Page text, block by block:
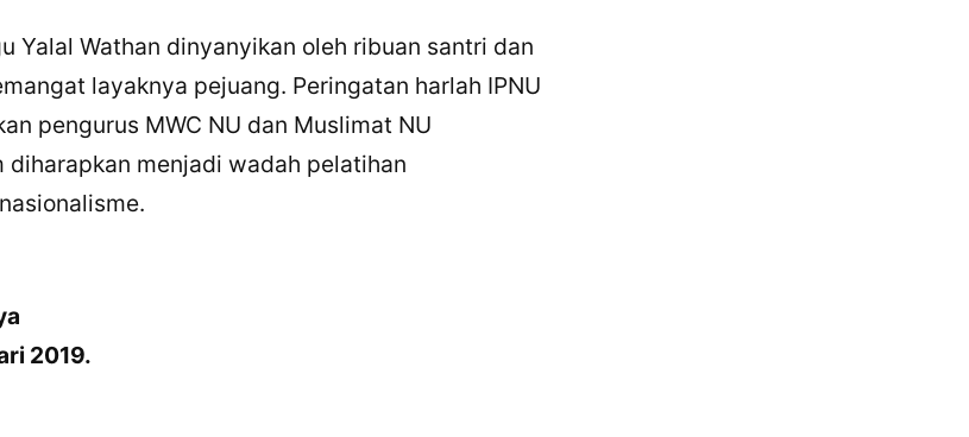
Yalal Wathan dinyanyikan oleh ribuan santri dan
layaknya pejuang. Peringatan harlah IPNU
pengurus MWC NU dan Muslimat NU
diharapkan menjadi wadah pelatihan
2019.